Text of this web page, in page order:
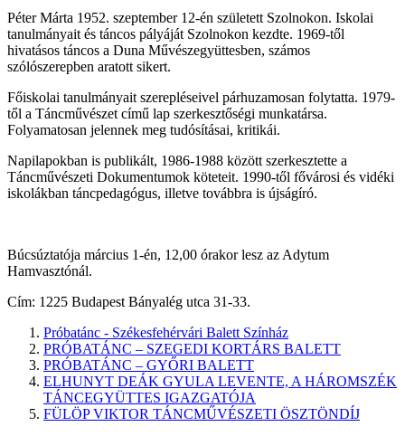
Péter Márta 1952. szeptember 12-én született Szolnokon. Iskolai
tanulmányait és táncos pályáját Szolnokon kezdte. 1969-től
hivatásos táncos a Duna Művészegyüttesben, számos
szólószerepben aratott sikert.
Főiskolai tanulmányait szerepléseivel párhuzamosan folytatta. 1979-
től a Táncművészet című lap szerkesztőségi munkatársa.
Folyamatosan jelennek meg tudósításai, kritikái.
Napilapokban is publikált, 1986-1988 között szerkesztette a
Táncművészeti Dokumentumok köteteit. 1990-től fővárosi és vidéki
iskolákban táncpedagógus, illetve továbbra is újságíró.
Búcsúztatója március 1-én, 12,00 órakor lesz az Adytum
Hamvasztónál.
Cím: 1225 Budapest Bányalég utca 31-33.
Próbatánc - Székesfehérvári Balett Színház
PRÓBATÁNC – SZEGEDI KORTÁRS BALETT
PRÓBATÁNC – GYŐRI BALETT
ELHUNYT DEÁK GYULA LEVENTE, A HÁROMSZÉK
TÁNCEGYÜTTES IGAZGATÓJA
FÜLÖP VIKTOR TÁNCMŰVÉSZETI ÖSZTÖNDÍJ